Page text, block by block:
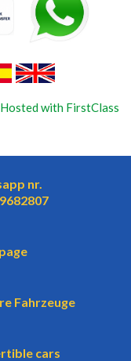
with FirstClass
nr.
Fahrzeuge
cars